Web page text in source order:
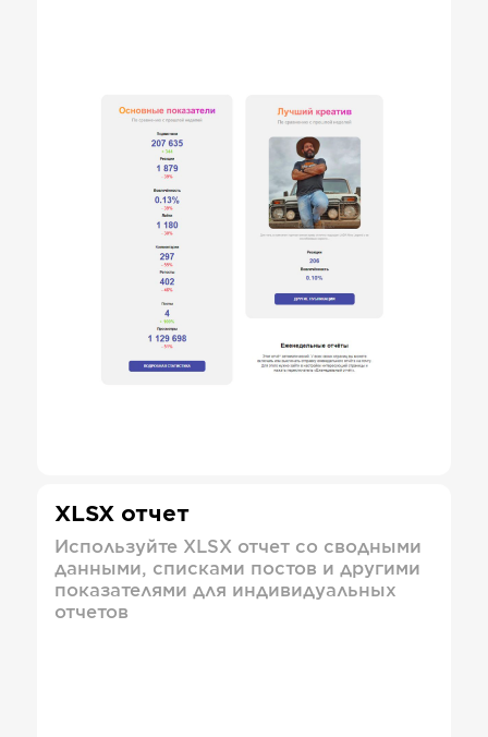
XLSX отчет
Используйте XLSX отчет со сводными
данными, списками постов и другими
показателями для индивидуальных
отчетов